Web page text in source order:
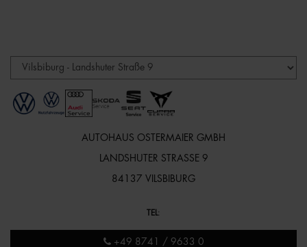
AUTOHAUS OSTERMAIER GMBH
LANDSHUTER STRASSE 9
84137 VILSBIBURG
TEL :
+49 8741 / 9633 0